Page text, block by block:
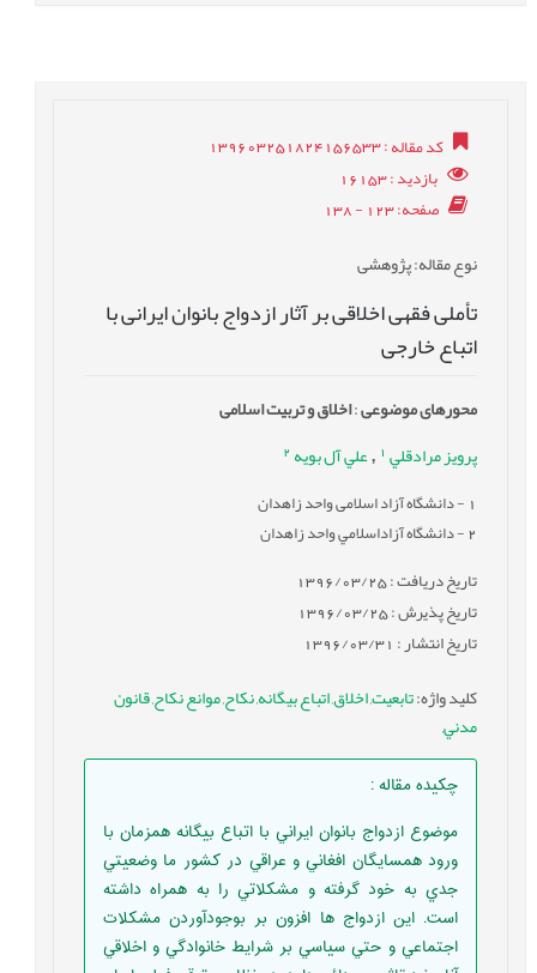
کد مقاله: 139603251824156533
بازدید: 16153
صفحه: 123 - 138
نوع مقاله: پژوهشی
تأملی فقهی اخلاقی بر آثار ازدواج بانوان ایرانی با
اتباع خارجی
محورهای موضوعی:اخلاق و تربیت اسلامی
پرويز مرادقلي , علي آل بويه2
- دانشگاه آزاد اسلامی واحد زاهدان
2- دانشگاه آزاداسلامي واحد زاهدان
تاریخ دریافت : 1396/03/25
تاریخ پذیرش : 1396/03/25
تاریخ انتشار : 1396/03/31
کلید واژه:تابعيت,اخلاق,اتباع بيگانه,نكاح,موانع نكاح,قانون
مدني,
چکیده مقاله:
موضوع ازدواج بانوان ايراني با اتباع بيگانه همزمان با
ورود همسايگان افغاني و عراقي در كشور ما وضعيتي
جدي به خود گرفته و مشكلاتي را به همراه داشته
است. اين ازدواج ها افزون بر بوجودآوردن مشكلات
اجتماعي و حتي سياسي بر شرايط خانوادگي و اخلاقي